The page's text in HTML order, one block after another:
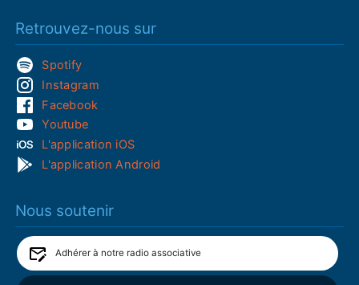
Retrouvez-nous sur
Spotify
Instagram
Facebook
Youtube
L'application iOS
L'application Android
Nous soutenir
Adhérer à notre radio associative